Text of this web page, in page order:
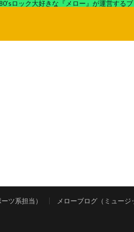
ロック大好きな『メロー』が運営する
ツ系担当） メローブログ（ミュージ